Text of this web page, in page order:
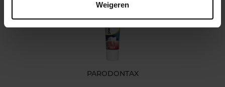
Weigeren
PARODONTAX